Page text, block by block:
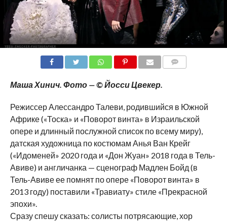
Маша Хинич. Фото — © Йосси Цвекер.
Режиссер Алессандро Талеви, родившийся в Южной
Африке («Тоска» и «Поворот винта» в Израильской
опере и длинный послужной список по всему миру),
датская художница по костюмам Анья Ван Крейг
(«Идоменей» 2020 года и «Дон Жуан» 2018 года в Тель-
Авиве) и англичанка — сценограф Мадлен Бойд (в
Тель-Авиве ее помнят по опере «Поворот винта» в
2013 году) поставили «Травиату» стиле «Прекрасной
эпохи».
Сразу спешу сказать: солисты потрясающие, хор